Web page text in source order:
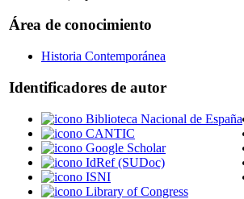
Área de conocimiento
Historia Contemporánea
Identificadores de autor
Biblioteca Nacional de España
CANTIC
Google Scholar
IdRef (SUDoc)
ISNI
Library of Congress